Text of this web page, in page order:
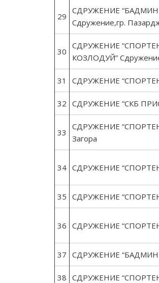
29
СДРУЖЕНИЕ
Сдружение,гр.
30
СДРУЖЕНИЕ
КОЗЛОДУЙ”
31 СДРУЖЕНИЕ
32 СДРУЖЕНИЕ “СКБ
33
СДРУЖЕНИЕ
Загора
34 СДРУЖЕНИЕ
35 СДРУЖЕНИЕ
36 СДРУЖЕНИЕ
37 СДРУЖЕНИЕ
38 СДРУЖЕНИЕ “СПОРТЕН